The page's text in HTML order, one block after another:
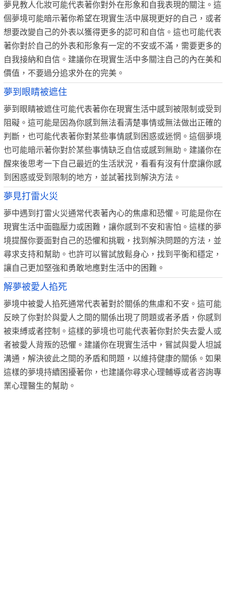
夢見教人化妝可能代表著你對外在形象和自我表現的關注。這
個夢境可能暗示著你希望在現實生活中展現更好的自己，或者
想要改變自己的外表以獲得更多的認可和自信。這也可能代表
著你對於自己的外表和形象有一定的不安或不滿，需要更多的
自我接納和自信。建議你在現實生活中多關注自己的內在美和
價值，不要過分追求外在的完美。
夢到眼睛被遮住
夢到眼睛被遮住可能代表著你在現實生活中感到被限制或受到
阻礙。這可能是因為你感到無法看清楚事情或無法做出正確的
判斷，也可能代表著你對某些事情感到困惑或迷惘。這個夢境
也可能暗示著你對於某些事情缺乏自信或感到無助。建議你在
醒來後思考一下自己最近的生活狀況，看看有沒有什麼讓你感
到困惑或受到限制的地方，並試著找到解決方法。
夢見打雷火災
夢中遇到打雷火災通常代表著內心的焦慮和恐懼。可能是你在
現實生活中面臨壓力或困難，讓你感到不安和害怕。這樣的夢
境提醒你要面對自己的恐懼和挑戰，找到解決問題的方法，並
尋求支持和幫助。也許可以嘗試放鬆身心，找到平衡和穩定，
讓自己更加堅強和勇敢地應對生活中的困難。
解夢被愛人掐死
夢境中被愛人掐死通常代表著對於關係的焦慮和不安。這可能
反映了你對於與愛人之間的關係出現了問題或者矛盾，你感到
被束縛或者控制。這樣的夢境也可能代表著你對於失去愛人或
者被愛人背叛的恐懼。建議你在現實生活中，嘗試與愛人坦誠
溝通，解決彼此之間的矛盾和問題，以維持健康的關係。如果
這樣的夢境持續困擾著你，也建議你尋求心理輔導或者咨詢專
業心理醫生的幫助。